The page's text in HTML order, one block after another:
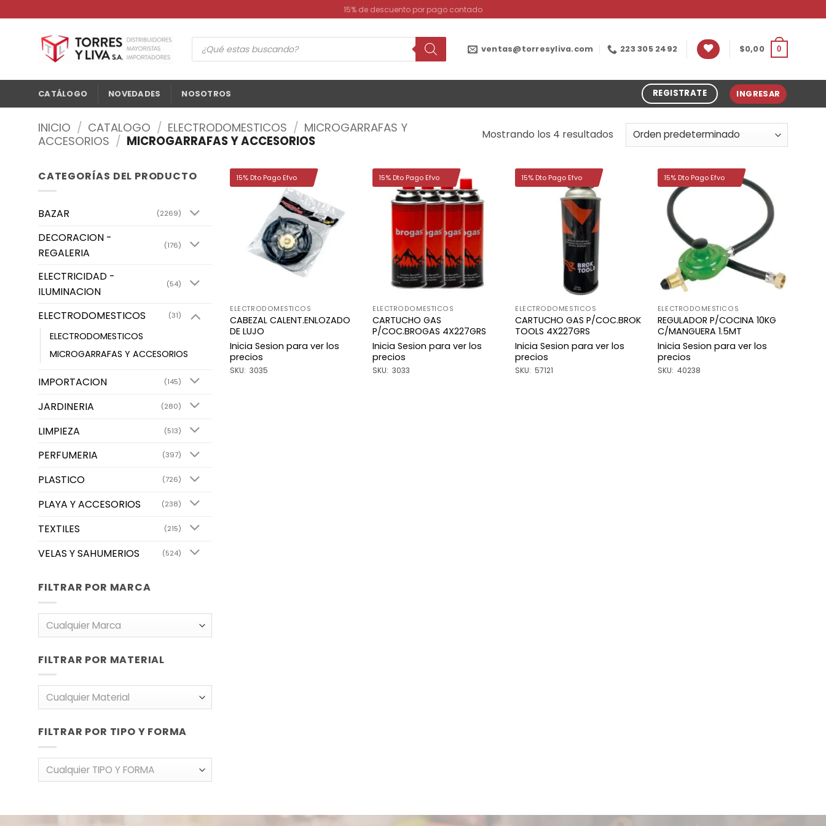
al
contenido
15% de descuento por pago contado
Búsqueda
productos
ventas@torresyliva.com 223 305 2492 $0,00 0
CATÁLOGO NOVEDADES NOSOTROS REGISTRATE INGRESAR
INICIO / CATALOGO / ELECTRODOMESTICOS / MICROGARRAFAS Y
ACCESORIOS / MICROGARRAFAS Y ACCESORIOS Mostrando los 4 resultados
CATEGORÍAS DEL PRODUCTO
BAZAR (2269)
DECORACION -
REGALERIA
(176)
ELECTRICIDAD -
ILUMINACION
(54)
ELECTRODOMESTICOS (31)
ELECTRODOMESTICOS
MICROGARRAFAS Y ACCESORIOS
IMPORTACION (145)
JARDINERIA (280)
LIMPIEZA (513)
PERFUMERIA (397)
PLASTICO (726)
PLAYA Y ACCESORIOS (238)
TEXTILES (215)
VELAS Y SAHUMERIOS (524)
FILTRAR POR MARCA
Cualquier Marca
FILTRAR POR MATERIAL
Cualquier Material
FILTRAR POR TIPO Y FORMA
Cualquier TIPO Y FORMA
Añadir
a la
lista de
deseos
ELECTRODOMESTICOS
CABEZAL CALENT.ENLOZADO
DE LUJO
Inicia Sesion para ver los
precios
SKU: 3035
15% Dto Pago Efvo
Añadir
a la
deseos
ELECTRODOMESTICOS
CARTUCHO GAS
P/COC.BROGAS 4X227GRS
Inicia Sesion para ver los
precios
SKU: 3033
15% Dto Pago Efvo
ELECTRODOMESTICOS
CARTUCHO GAS P/COC.BROK
TOOLS 4X227GRS
Inicia Sesion para ver los
precios
SKU: 57121
15% Dto Pago Efvo
Añadir
a la
lista de
deseos
ELECTRODOMESTICOS
REGULADOR P/COCINA 10KG
C/MANGUERA 1.5MT
Inicia Sesion para ver los
precios
SKU: 40238
15% Dto Pago Efvo